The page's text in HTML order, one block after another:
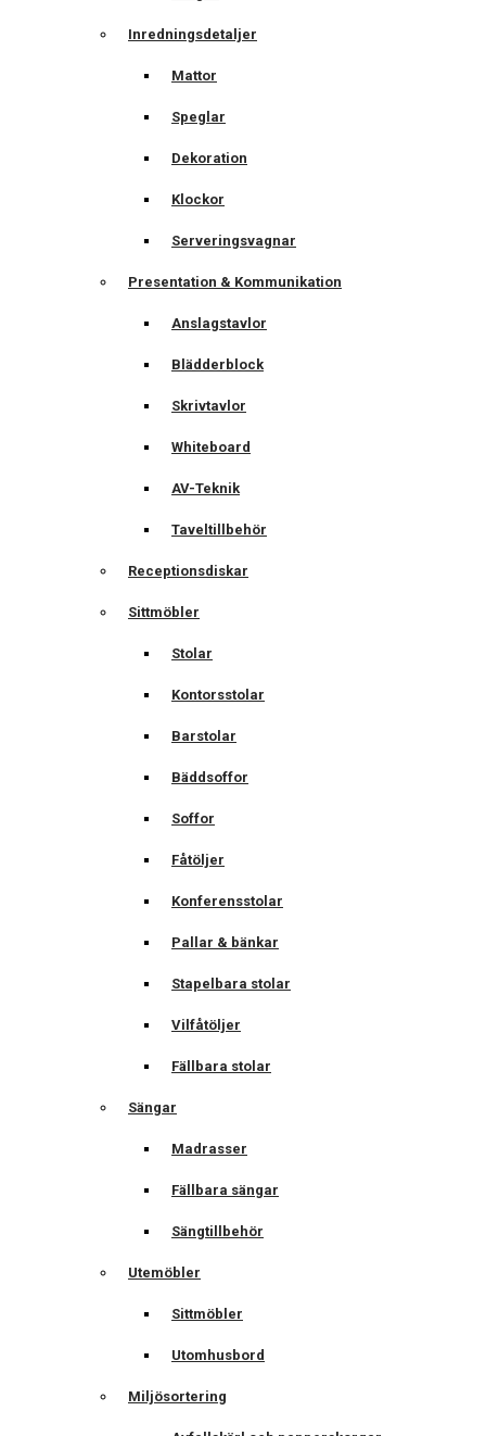
Inredningsdetaljer
Mattor
Speglar
Dekoration
Klockor
Serveringsvagnar
Presentation & Kommunikation
Anslagstavlor
Blädderblock
Skrivtavlor
Whiteboard
AV-Teknik
Taveltillbehör
Receptionsdiskar
Sittmöbler
Stolar
Kontorsstolar
Barstolar
Bäddsoffor
Soffor
Fåtöljer
Konferensstolar
Pallar & bänkar
Stapelbara stolar
Vilfåtöljer
Fällbara stolar
Sängar
Madrasser
Fällbara sängar
Sängtillbehör
Utemöbler
Sittmöbler
Utomhusbord
Miljösortering